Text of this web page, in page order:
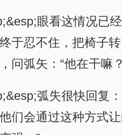
眼看这情况已
于忍不住，把椅子
问弧矢：“他在干嘛
弧失很快回复
们会通过这种方式让